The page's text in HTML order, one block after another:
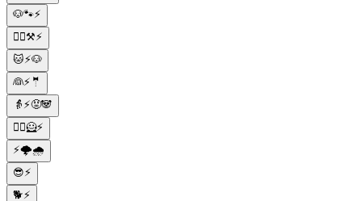
🐶🐾⚡
👱‍♂️⚒️⚡
🐱⚡🐶
👰⚡🤵
👵⚡😡🐼
👱‍♀️🦸⚡
⚡🌩️🌧️
😎⚡
🐕⚡